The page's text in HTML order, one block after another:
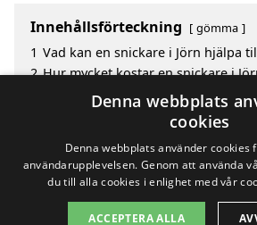
Innehållsförteckning gömma
1 Vad kan en snickare i Jörn hjälpa
2 Hur mycket kostar en snickare i
Fördelar med att välja snickare i
Sök efter en skicklig snickare i de
Copyright 2026 -
Denna webbplats
cookies
Denna webbplats använder
användarupplevelsen. Genom att använda
du till alla cookies i enlighet med vår
ACCEPTERA ALLA